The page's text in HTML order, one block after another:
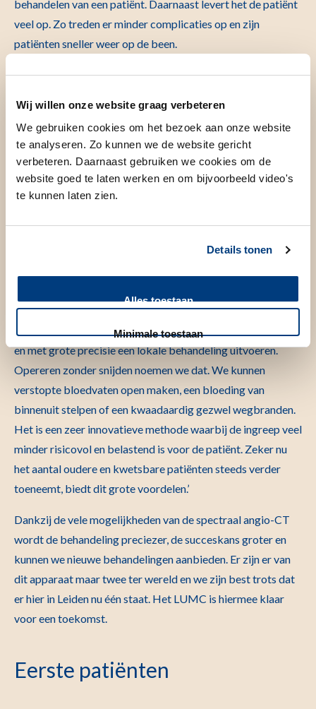
Wij willen onze website graag verbeteren
We gebruiken cookies om het bezoek aan onze website
te analyseren. Zo kunnen we de website gericht
verbeteren. Daarnaast gebruiken we cookies om de
website goed te laten werken en om bijvoorbeeld video's
te kunnen laten zien.
Details tonen
Alles toestaan
Minimale toestaan
behandelen van een patiënt. Daarnaast levert het de patiënt
veel op. Zo treden er minder complicaties op en zijn
patiënten sneller weer op de been.
Eerste gecombineerde
spectraal angio-CT in Europa
Het LUMC beschikt als eerste centrum in Europa over dit
hypermoderne apparaat dat speciaal is ontworpen voor
genoemd, geeft ons veel -nieuwe- mogelijkheden. Met het
en een gezwel opsporen. Zonder het gebruik van een
operatiemes , kunnen we vrijwel overal in het lichaam komen
en met grote precisie een lokale behandeling uitvoeren.
Opereren zonder snijden noemen we dat. We kunnen
verstopte bloedvaten open maken, een bloeding van
binnenuit stelpen of een kwaadaardig gezwel wegbranden.
Het is een zeer innovatieve methode waarbij de ingreep veel
minder risicovol en belastend is voor de patiënt. Zeker nu
het aantal oudere en kwetsbare patiënten steeds verder
toeneemt, biedt dit grote voordelen.’
Dankzij de vele mogelijkheden van de spectraal angio-CT
wordt de behandeling preciezer, de succeskans groter en
kunnen we nieuwe behandelingen aanbieden. Er zijn er van
dit apparaat maar twee ter wereld en we zijn best trots dat
er hier in Leiden nu één staat. Het LUMC is hiermee klaar
voor een toekomst.
Eerste patiënten